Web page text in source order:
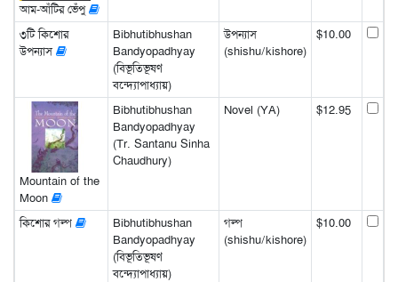
আম-আঁটির ভেঁপু
৩টি কিশোর
উপন্যাস
Bibhutibhushan
Bandyopadhyay
(বিভূতিভূষণ
বন্দ্যোপাধ্যায়)
উপন্যাস
(shishu/kishore)
$10.00
Mountain of the
Moon
Bibhutibhushan
Bandyopadhyay
(Tr. Santanu Sinha
Chaudhury)
Novel (YA) $12.95
কিশোর গল্প
Bibhutibhushan
Bandyopadhyay
(বিভূতিভূষণ
বন্দ্যোপাধ্যায়)
গল্প
(shishu/kishore)
$10.00